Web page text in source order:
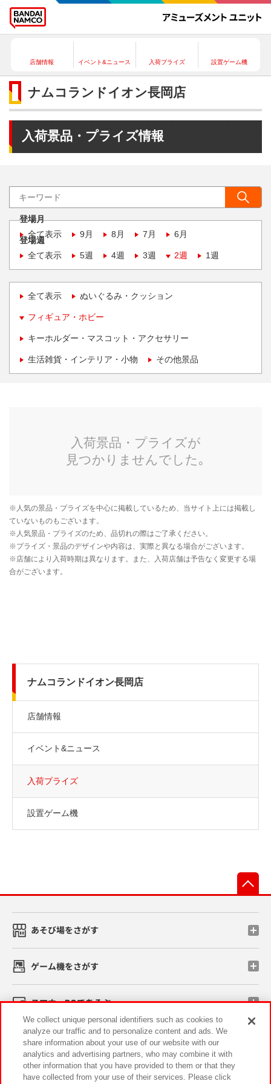
店舗情報 イベント&ニュース 入荷プライズ 設置ゲーム機
ナムコランドイオン長岡店
入荷景品・プライズ情報
登場月
全て表示
9月 8月 7月 6月
登場週
全て表示
5週 4週 3週 2週 1週
全て表示 ぬいぐるみ・クッション
フィギュア・ホビー
キーホルダー・マスコット・アクセサリー
生活雑貨・インテリア・小物 その他景品
ナムコランドイオン長岡店
店舗情報
イベント&ニュース
入荷プライズ
設置ゲーム機
あそび場をさがす
ゲーム機をさがす
スマホ・PCであそぶ
イベント・キャンペーン
We collect unique personal identifiers such as cookies to
analyze our traffic and to personalize content and ads. We
share information about your use of our website with our
analytics and advertising partners, who may combine it with
other information that you have provided to them or that they
have collected from your use of their services. Please click